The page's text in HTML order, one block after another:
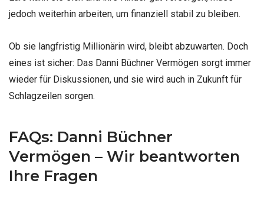
jedoch weiterhin arbeiten, um finanziell stabil zu bleiben.
Ob sie langfristig Millionärin wird, bleibt abzuwarten. Doch
eines ist sicher: Das Danni Büchner Vermögen sorgt immer
wieder für Diskussionen, und sie wird auch in Zukunft für
Schlagzeilen sorgen.
FAQs: Danni Büchner
Vermögen – Wir beantworten
Ihre Fragen